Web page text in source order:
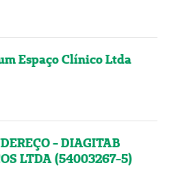
Espaço Clínico Ltda
- DIAGITAB
LTDA (54003267-5)